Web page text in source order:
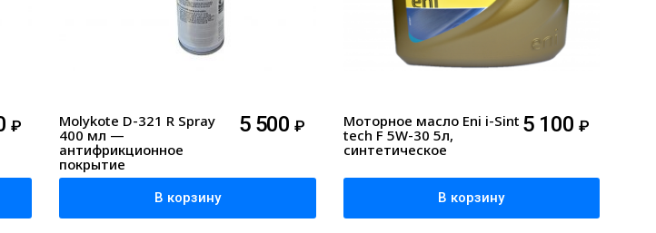
₽
Molykote D-321 R Spray
400 мл —
антифрикционное
покрытие
5 500₽
В корзину
Моторное масло Eni i-Sint
tech F 5W-30 5л,
синтетическое
5 100 ₽
В корзину